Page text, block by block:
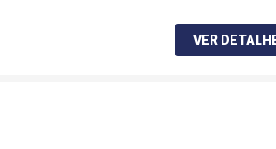
VER